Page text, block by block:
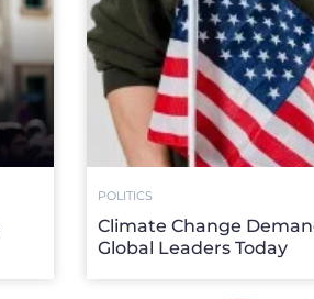
POLITICS
Climate Change
Global Leaders Today